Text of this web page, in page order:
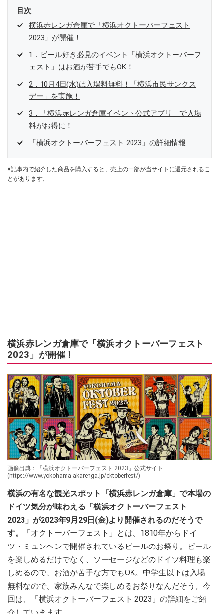
目次
横浜赤レンガ倉庫で「横浜オクトーバーフェスト
2023」が開催！
1．ビール好き必見のイベント「横浜オクトーバーフ
ェスト」はお酒が苦手でもOK！
2．10月4日(水)は入場料無料！「横浜市民サンクス
デー」を実施！
3．「横浜赤レンガ倉庫イベント公式アプリ」で入場
料がお得に！
「横浜オクトーバーフェスト 2023」の詳細情報
※記事内で紹介した商品を購入すると、売上の一部が当サイトに還元されるこ
とがあります。
横浜赤レンガ倉庫で「横浜オクトーバーフェスト
2023」が開催！
画像出典：「横浜オクトーバーフェスト 2023」公式サイト
(https://www.yokohama-akarenga.jp/oktoberfest/)
横浜の有名な観光スポット「横浜赤レンガ倉庫」で本場の
ドイツ気分が味わえる「横浜オクトーバーフェスト
2023」が2023年9月29日(金)より開催されるのだそうで
す。
「オクトーバーフェスト」とは、1810年からドイ
ツ・ミュンヘンで開催されているビールのお祭り。ビール
を楽しめるだけでなく、ソーセージなどのドイツ料理も楽
しめるので、お酒が苦手な方でもOK。中学生以下は入場
無料なので、家族みんなで楽しめるお祭りなんだそう。今
回は、「横浜オクトーバーフェスト 2023」の詳細をご紹